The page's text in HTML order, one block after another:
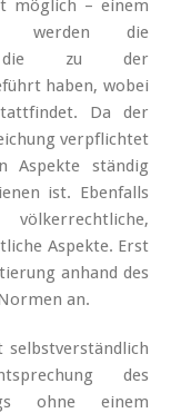
möglich – einem
werden die
die zu der
haben, wobei
Da der
verpflichtet
Aspekte ständig
ist. Ebenfalls
Aspekte. Erst
anhand des
an.
des
ohne einem